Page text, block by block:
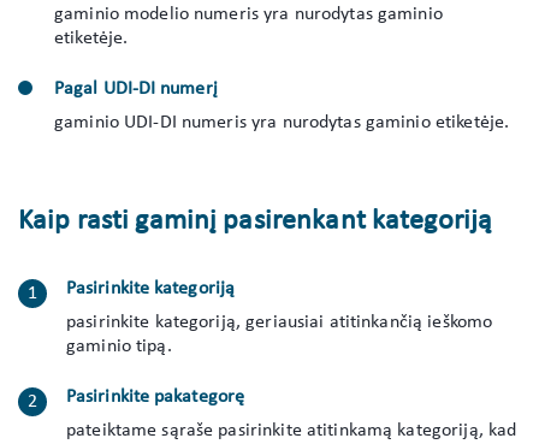
gaminio modelio numeris yra nurodytas gaminio
etiketėje.
Pagal UDI-DI numerį
gaminio UDI-DI numeris yra nurodytas gaminio etiketėje.
Kaip rasti gaminį pasirenkant kategoriją
Pasirinkite kategoriją
pasirinkite kategoriją, geriausiai atitinkančią ieškomo
gaminio tipą.
Pasirinkite pakategorę
pateiktame sąraše pasirinkite atitinkamą kategoriją, kad